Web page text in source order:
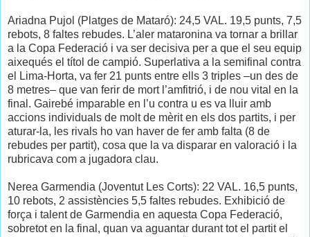
Ariadna Pujol (Platges de Mataró): 24,5 VAL. 19,5 punts, 7,5
rebots, 8 faltes rebudes. L’aler mataronina va tornar a brillar
a la Copa Federació i va ser decisiva per a que el seu equip
aixequés el títol de campió. Superlativa a la semifinal contra
el Lima-Horta, va fer 21 punts entre ells 3 triples –un des de
8 metres– que van ferir de mort l’amfitrió, i de nou vital en la
final. Gairebé imparable en l’u contra u es va lluir amb
accions individuals de molt de mèrit en els dos partits, i per
aturar-la, les rivals ho van haver de fer amb falta (8 de
rebudes per partit), cosa que la va disparar en valoració i la
rubricava com a jugadora clau.
Nerea Garmendia (Joventut Les Corts): 22 VAL. 16,5 punts,
10 rebots, 2 assistències 5,5 faltes rebudes. Exhibició de
força i talent de Garmendia en aquesta Copa Federació,
sobretot en la final, quan va aguantar durant tot el partit el